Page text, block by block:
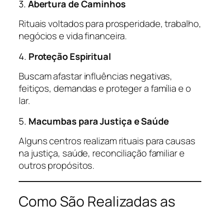
3.Abertura de Caminhos
Rituais voltados para prosperidade, trabalho,
negócios e vida financeira.
4. Proteção Espiritual
Buscam afastar influências negativas,
feitiços, demandas e proteger a família e o
lar.
5. Macumbas para Justiça e Saúde
Alguns centros realizam rituais para causas
na justiça, saúde, reconciliação familiar e
outros propósitos.
Como São Realizadas as